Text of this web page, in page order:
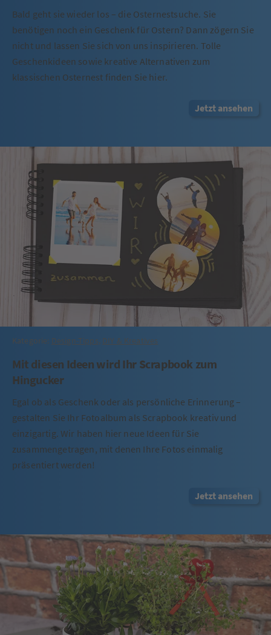
Bald geht sie wieder los – die Osternestsuche. Sie
benötigen noch ein Geschenk für Ostern? Dann zögern Sie
nicht und lassen Sie sich von uns inspirieren. Tolle
Geschenkideen sowie kreative Alternativen zum
klassischen Osternest finden Sie hier.
Jetzt ansehen
Kategorie: Design-Tipps, DIY & Kreatives
Mit diesen Ideen wird Ihr Scrapbook zum
Hingucker
Egal ob als Geschenk oder als persönliche Erinnerung –
gestalten Sie Ihr Fotoalbum als Scrapbook kreativ und
einzigartig. Wir haben hier neue Ideen für Sie
zusammengetragen, mit denen Ihre Fotos einmalig
präsentiert werden!
Jetzt ansehen